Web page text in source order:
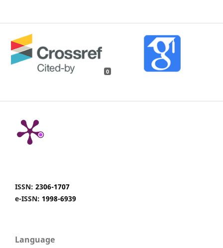
0
ISSN: 2306-1707
e-ISSN: 1998-6939
Language